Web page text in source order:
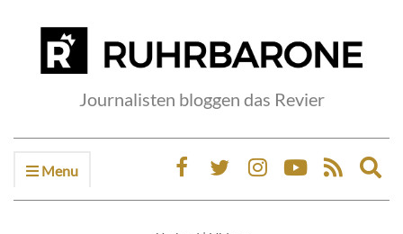
Journalisten bloggen das Revier
Menu